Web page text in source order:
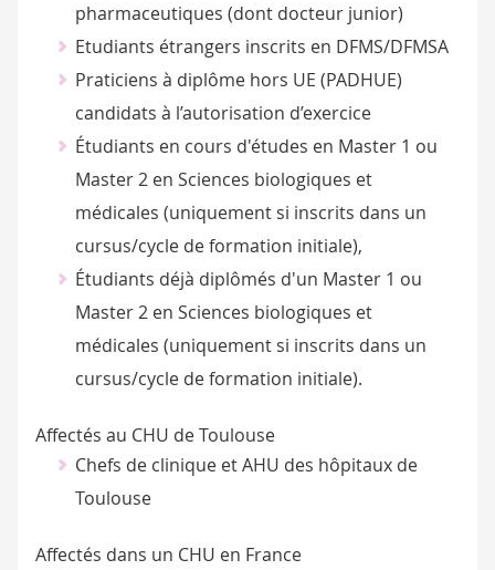
pharmaceutiques (dont docteur junior)
Etudiants étrangers inscrits en DFMS/DFMSA
Praticiens à diplôme hors UE (PADHUE)
candidats à l’autorisation d’exercice
Étudiants en cours d'études en Master 1 ou
Master 2 en Sciences biologiques et
médicales (uniquement si inscrits dans un
cursus/cycle de formation initiale),
Étudiants déjà diplômés d'un Master 1 ou
Master 2 en Sciences biologiques et
médicales (uniquement si inscrits dans un
cursus/cycle de formation initiale).
Affectés au CHU de Toulouse
Chefs de clinique et AHU des hôpitaux de
Toulouse
Affectés dans un CHU en France